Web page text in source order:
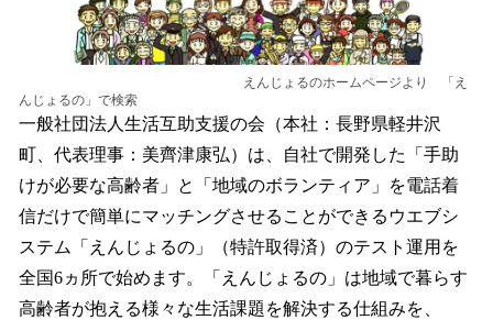
えんじょるのホームページより 「え
んじょるの」で検索
一般社団法人生活互助支援の会（本社：長野県軽井沢
町、代表理事：美齊津康弘）は、自社で開発した「手助
けが必要な高齢者」と「地域のボランティア」を電話着
信だけで簡単にマッチングさせることができるウエブシ
ステム「えんじょるの」（特許取得済）のテスト運用を
全国6ヵ所で始めます。「えんじょるの」は地域で暮らす
高齢者が抱える様々な生活課題を解決する仕組みを、